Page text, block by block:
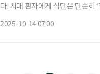
다. 치매 환자에게 식단은 단순히 ‘먹는 것’ 이상의 의미를 가진다. 치매 환자는 흔히 편식, 과
2025-10-14 07:00